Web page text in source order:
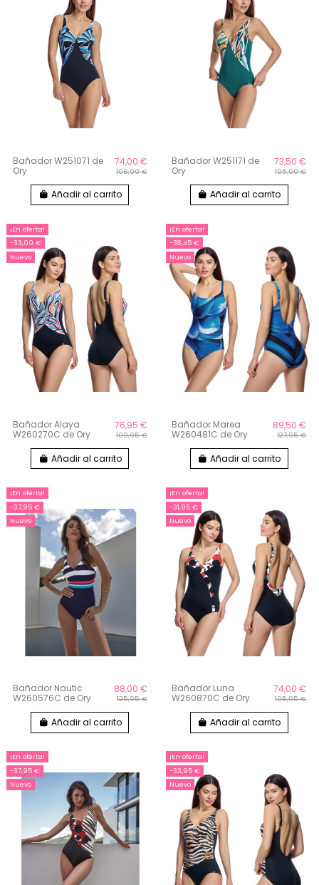
Bañador W251071 de
Ory
74,00 €
106,00 €
Añadir al carrito
Bañador W251171 de
Ory
73,50 €
105,00 €
Añadir al carrito
¡En oferta!
-33,00 €
Nuevo
Bañador Alaya
W260270C de Ory
76,95 €
109,95 €
Añadir al carrito
¡En oferta!
-38,45 €
Nuevo
Bañador Marea
W260481C de Ory
89,50 €
127,95 €
Añadir al carrito
¡En oferta!
-37,95 €
Nuevo
Bañador Nautic
W260576C de Ory
88,00 €
125,95 €
Añadir al carrito
¡En oferta!
-31,95 €
Nuevo
Bañador Luna
W260870C de Ory
74,00 €
105,95 €
Añadir al carrito
¡En oferta!
-37,95 €
Nuevo
¡En oferta!
-33,95 €
Nuevo